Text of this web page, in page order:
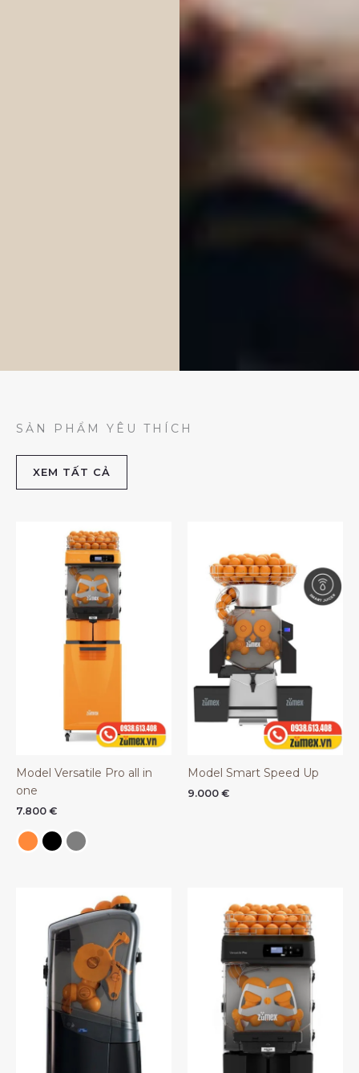
SẢN PHẨM YÊU THÍCH
XEM TẤT CẢ
Model Versatile Pro all in
one
7.800 €
Model Smart Speed Up
9.000 €